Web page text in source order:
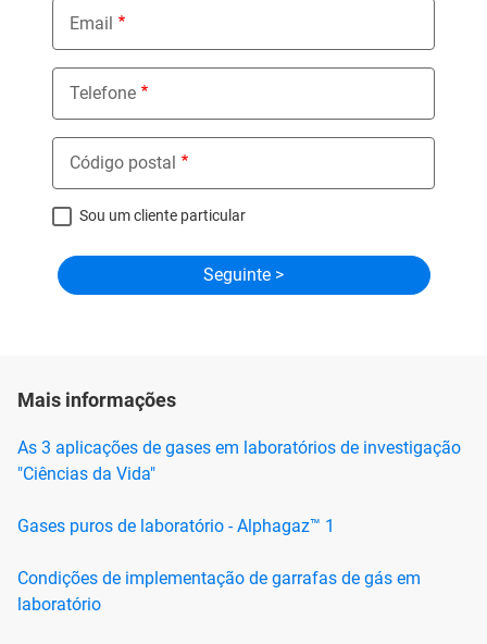
Email
Telefone
Código postal
Sou um cliente particular
Mais informações
As 3 aplicações de gases em laboratórios de investigação
"Ciências da Vida"
Gases puros de laboratório - Alphagaz™ 1
Condições de implementação de garrafas de gás em
laboratório